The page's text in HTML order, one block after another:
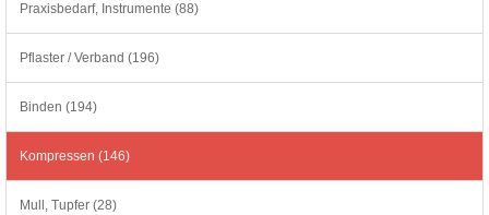
Praxisbedarf, Instrumente (88)
Pflaster / Verband (196)
Binden (194)
Kompressen (146)
Mull, Tupfer (28)